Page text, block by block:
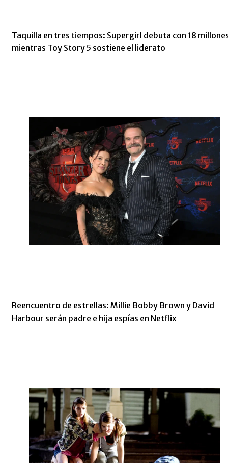
Taquilla en tres tiempos: Supergirl debuta con 18
mientras Toy Story 5 sostiene el liderato
Reencuentro de estrellas: Millie Bobby Brown y David
Harbour serán padre e hija espías en Netflix